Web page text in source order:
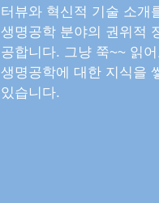
터뷰와 혁신적 기술 소개
생명공학 분야의 권위적
공합니다. 그냥 쭉~~ 읽
생명공학에 대한 지식을
있습니다.